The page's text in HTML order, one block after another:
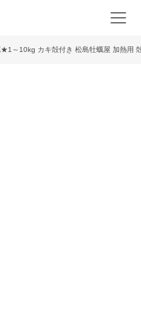
～10kg カキ殻付き 松島牡蠣屋 加熱用